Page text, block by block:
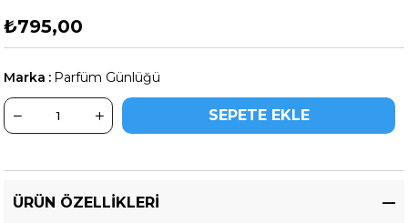
₺795,00
Marka : Parfüm Günlüğü
ÜRÜN ÖZELLIKLERI